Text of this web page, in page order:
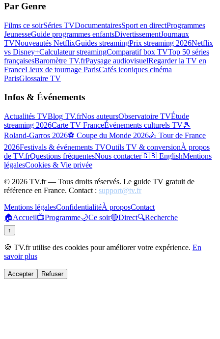
Par Genre
Films ce soirSéries TVDocumentairesSport en directProgrammes
JeunesseGuide programmes enfantsDivertissementJournaux
TVNouveautés NetflixGuides streamingPrix streaming 2026Netflix
vs Disney+Calculateur streamingComparatif box TVTop 50 séries
françaisesBaromètre TV.frPaysage audiovisuelRegarder la TV en
FranceLieux de tournage ParisCafés iconiques cinéma
ParisGlossaire TV
Infos & Événements
Actualités TVBlog TV.frNos auteursObservatoire TVÉtude
streaming 2026Carte TV FranceÉvénements culturels TV🎾
Roland-Garros 2026⚽ Coupe du Monde 2026🚴 Tour de France
2026Festivals & événements TVOutils TV & conversionÀ propos
de TV.frQuestions fréquentesNous contacter🇬🇧 EnglishMentions
légalesCookies & Vie privée
© 2026 TV.fr — Tous droits réservés. Le guide TV gratuit de
référence en France. Contact : support@tv.fr
Mentions légalesConfidentialitéÀ proposContact
🏠Accueil📺Programme🌙Ce soir🔴Direct🔍Recherche
↑
🍪 TV.fr utilise des cookies pour améliorer votre expérience. En
savoir plus
Accepter Refuser